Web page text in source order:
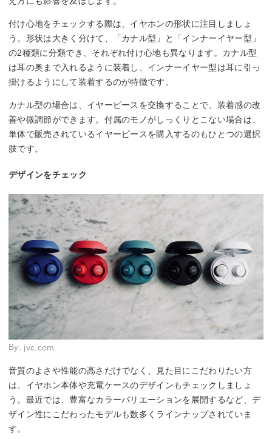
付け心地をチェックする際は、イヤホンの形状に注目しましょ
う。形状は大きく分けて、「カナル型」と「インナーイヤー型」
の2種類に分類でき、それぞれ付け心地も異なります。カナル型
は耳の奥まで入れるように装着し、インナーイヤー型は耳に引っ
掛けるようにして装着するのが特徴です。
カナル型の場合は、イヤーピースを交換することで、装着感の改
善や微調節ができます。付属のモノがしっくりとこない場合は、
単体で販売されているイヤーピースを購入するのもひとつの選択
肢です。
デザインをチェック
By: jvc.com
音質のよさや性能の高さだけでなく、見た目にこだわりたい方
は、イヤホン本体や充電ケースのデザインもチェックしましょ
う。最近では、豊富なカラーバリエーションを展開するなど、デ
ザイン性にこだわったモデルも数多くラインナップされていま
す。